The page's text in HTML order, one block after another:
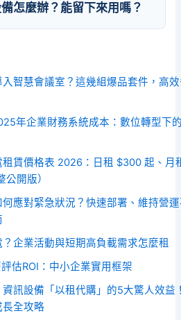
怎麼辦？能留下來用嗎？
智慧會議室？這幾組爆品套件，高
年企業財務系統成本：數位轉型下
租賃價格表 2026：日租 $300 起、月
開版）
應對緊急狀況？快速部署、維持營
企業活動與短期高負載需求怎麼租
估ROI：中小企業實用框架
訊設備「以租代購」的5大驚人效益
全攻略